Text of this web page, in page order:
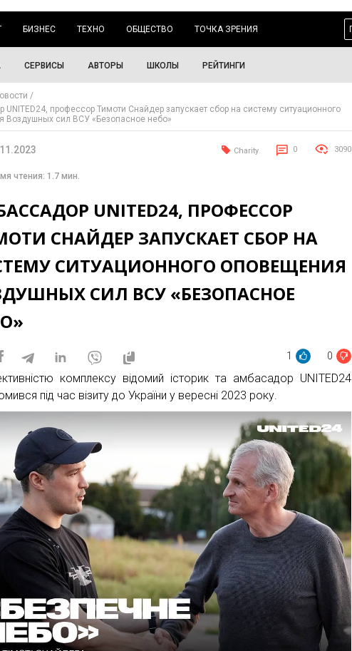
БИЗНЕС ТЕХНО ОБЩЕСТВО ТОЧКА ЗРЕНИЯ
СЕРВИСЫ АВТОРЫ ШКОЛЫ РЕЙТИНГИ
UNITED24, профессор Тимоти Снайдер запускает сбор на систему ситуационного
Воздушных сил ВСУ «Безопасное небо»
Charity 0 3090
чтения: 1.7 мин.
UNITED24, ПРОФЕССОР
СНАЙДЕР ЗАПУСКАЕТ СБОР НА
СИТУАЦИОННОГО ОПОВЕЩЕНИЯ
СИЛ ВСУ «БЕЗОПАСНОЕ
1 0
комплексу відомий історик та амбасадор UNITED24
під час візиту до України у вересні 2023 року.